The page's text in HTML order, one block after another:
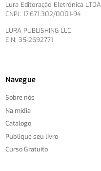
Lura Editoração Eletrônica LTDA
CNPJ: 17.671.302/0001-94
LURA PUBLISHING LLC
EIN: 35-2692771
Navegue
Sobre nós
Na mídia
Catálogo
Publique seu livro
Curso Gratuito